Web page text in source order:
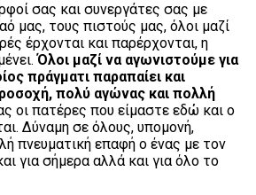
σας και συνεργάτες σας με
μας, τους πιστούς μας, όλοι μαζί
έρχονται και παρέρχονται, η
Όλοι μαζί να αγωνιστούμε για
πράγματι παραπαίει και
πολύ αγώνας και πολλή
οι πατέρες που είμαστε εδώ και ο
Δύναμη σε όλους, υπομονή,
πνευματική επαφή ο ένας με τον
για σήμερα αλλά και για όλο το